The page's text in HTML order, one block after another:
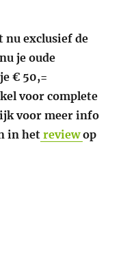
nu exclusief de
je oude
€ 50,=
voor complete
voor meer info
in het reviewop